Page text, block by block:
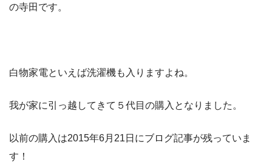
の寺田です。
白物家電といえば洗濯機も入りますよね。
我が家に引っ越してきて５代目の購入となりました。
以前の購入は2015年6月21日にブログ記事が残っていま
す！